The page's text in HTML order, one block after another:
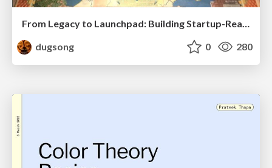
From Legacy to Launchpad: Building Startup-Ready Communities
dugsong
0 280